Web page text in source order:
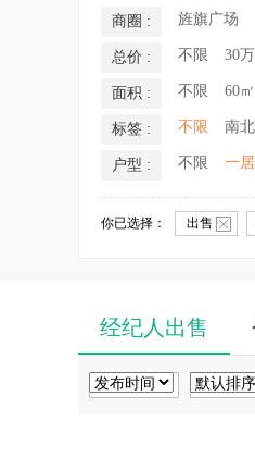
商圈 : 旌旗广场
总价 : 不限 30
面积 : 不限 60
标签 : 不限 南
户型 : 不限 一居
你已选择： 出售
经纪人出售